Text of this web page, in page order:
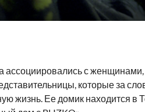
ассоциировались с женщинами,
которые за
жизнь. Ее домик находится в